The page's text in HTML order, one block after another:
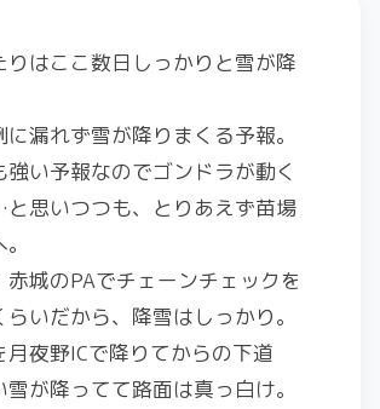
りはここ数日しっかりと雪が降
漏れず雪が降りまくる予報。
強い予報なのでゴンドラが動く
思いつつも、とりあえず苗場
赤城のPAでチェーンチェックを
らいだから、降雪はしっかり。
月夜野ICで降りてからの下道
が降ってて路面は真っ白け。